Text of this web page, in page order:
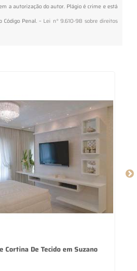
a autorização do autor. Plágio é crime e está
Penal. – Lei n° 9.610-98 sobre direitos
Cortina De Tecido em Suzano